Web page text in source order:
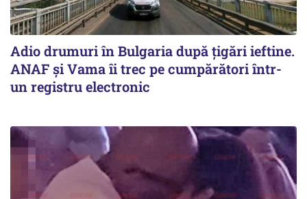
Adio drumuri în Bulgaria după țigări ieftine.
ANAF și Vama îi trec pe cumpărători într-
un registru electronic